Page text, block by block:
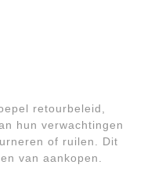
retourbeleid,
hun verwachtingen
of ruilen. Dit
van aankopen.